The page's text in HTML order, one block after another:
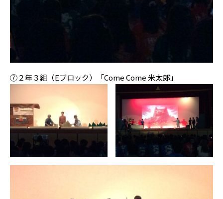
⑦２年３組（Eブロック）「Come Come 米太郎」